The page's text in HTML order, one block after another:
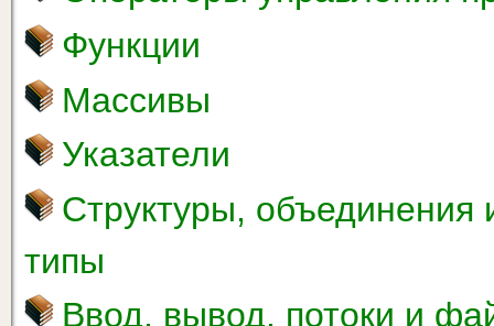
Функции
Массивы
Указатели
Структуры,
типы
Ввод, вывод, потоки и